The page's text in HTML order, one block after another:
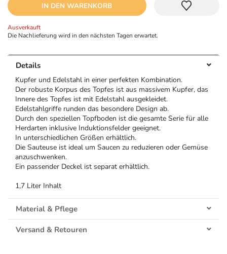
IN DEN WARENKORB
Ausverkauft
Die Nachlieferung wird in den nächsten Tagen erwartet.
Details
Kupfer und Edelstahl in einer perfekten Kombination.
Der robuste Korpus des Topfes ist aus massivem Kupfer, das
Innere des Topfes ist mit Edelstahl ausgekleidet.
Edelstahlgriffe runden das besondere Design ab.
Durch den speziellen Topfboden ist die gesamte Serie für alle
Herdarten inklusive Induktionsfelder geeignet.
In unterschiedlichen Größen erhältlich.
Die Sauteuse ist ideal um Saucen zu reduzieren oder Gemüse
anzuschwenken.
Ein passender Deckel ist separat erhältlich.
1,7 Liter Inhalt
Material & Pflege
Versand & Retouren